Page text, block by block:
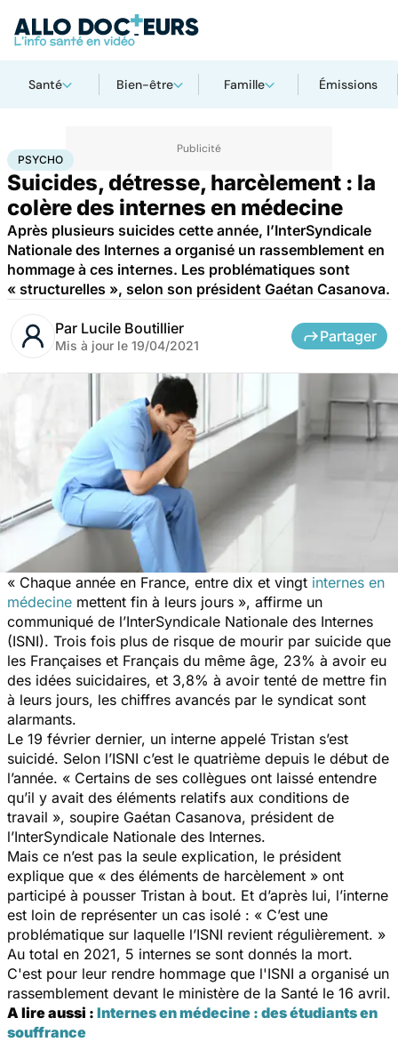
Santé Bien-être Famille Émissions
AccueilBien-être
PSYCHO
Suicides, détresse, harcèlement : la
colère des internes en médecine
Après plusieurs suicides cette année, l’InterSyndicale
Nationale des Internes a organisé un rassemblement en
hommage à ces internes. Les problématiques sont
« structurelles », selon son président Gaétan Casanova.
Par Lucile Boutillier
Mis à jour le 19/04/2021
Partager
« Chaque année en France, entre dix et vingt internes en
médecine mettent fin à leurs jours », affirme un
communiqué de l’InterSyndicale Nationale des Internes
(ISNI). Trois fois plus de risque de mourir par suicide que
les Françaises et Français du même âge, 23% à avoir eu
des idées suicidaires, et 3,8% à avoir tenté de mettre fin
à leurs jours, les chiffres avancés par le syndicat sont
alarmants.
Le 19 février dernier, un interne appelé Tristan s’est
suicidé. Selon l’ISNI c’est le quatrième depuis le début de
l’année. « Certains de ses collègues ont laissé entendre
qu’il y avait des éléments relatifs aux conditions de
travail », soupire Gaétan Casanova, président de
l’InterSyndicale Nationale des Internes.
Mais ce n’est pas la seule explication, le président
explique que « des éléments de harcèlement » ont
participé à pousser Tristan à bout. Et d’après lui, l’interne
est loin de représenter un cas isolé : « C’est une
problématique sur laquelle l’ISNI revient régulièrement. »
Au total en 2021, 5 internes se sont donnés la mort.
C'est pour leur rendre hommage que l'ISNI a organisé un
rassemblement devant le ministère de la Santé le 16 avril.
A lire aussi : Internes en médecine : des étudiants en
souffrance